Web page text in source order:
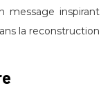
message inspirant
la reconstruction